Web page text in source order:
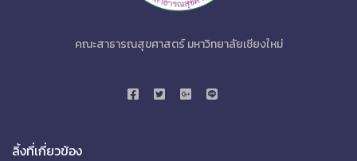
คณะสาธารณสุขศาสตร์ มหาวิทยาลัยเชียงใหม่
ลิ้งที่เกี่ยวข้อง